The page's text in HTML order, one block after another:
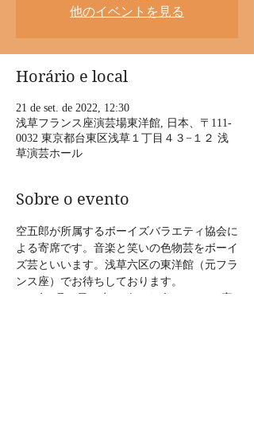
他のイベントを見る
Horário e local
21 de set. de 2022, 12:30
浅草フランス座演芸場東洋館, 日本、〒111-
0032 東京都台東区浅草１丁目４３−１２ 浅
草演芸ホール
Sobre o evento
空五郎が所属するボーイズバラエティ協会に
よる寄席です。音楽と笑いの色物芸をボーイ
ズ芸といいます。浅草六区の東洋館（元フラ
ンス座）でお待ちしております。